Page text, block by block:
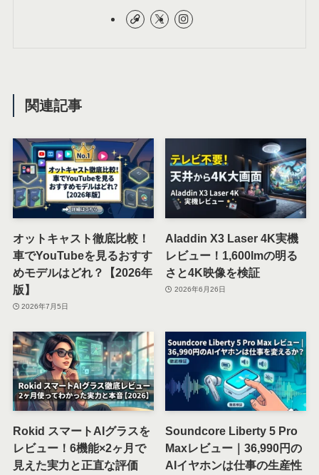
関連記事
オットキャスト徹底比較！
車でYouTubeを見るおすす
めモデルはどれ？【2026年
版】
2026年7月5日
Aladdin X3 Laser 4K実機
レビュー！1,600lmの明る
さと4K映像を検証
2026年6月26日
Rokid スマートAIグラスを
レビュー！6機能×2ヶ月で
見えた実力と正直な評価
Soundcore Liberty 5 Pro
Maxレビュー｜36,990円の
AIイヤホンは仕事の生産性